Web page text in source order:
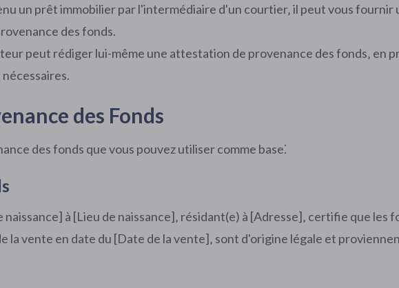
un prêt immobilier par l'intermédiaire d'un courtier‚ il peut vous
des fonds.
peut rédiger lui-même une attestation de provenance des fonds‚ en
des Fonds
des fonds que vous pouvez utiliser comme base⁚
naissance] à [Lieu de naissance]‚ résidant(e) à [Adresse]‚ certifie que les
la vente en date du [Date de la vente]‚ sont d'origine légale et